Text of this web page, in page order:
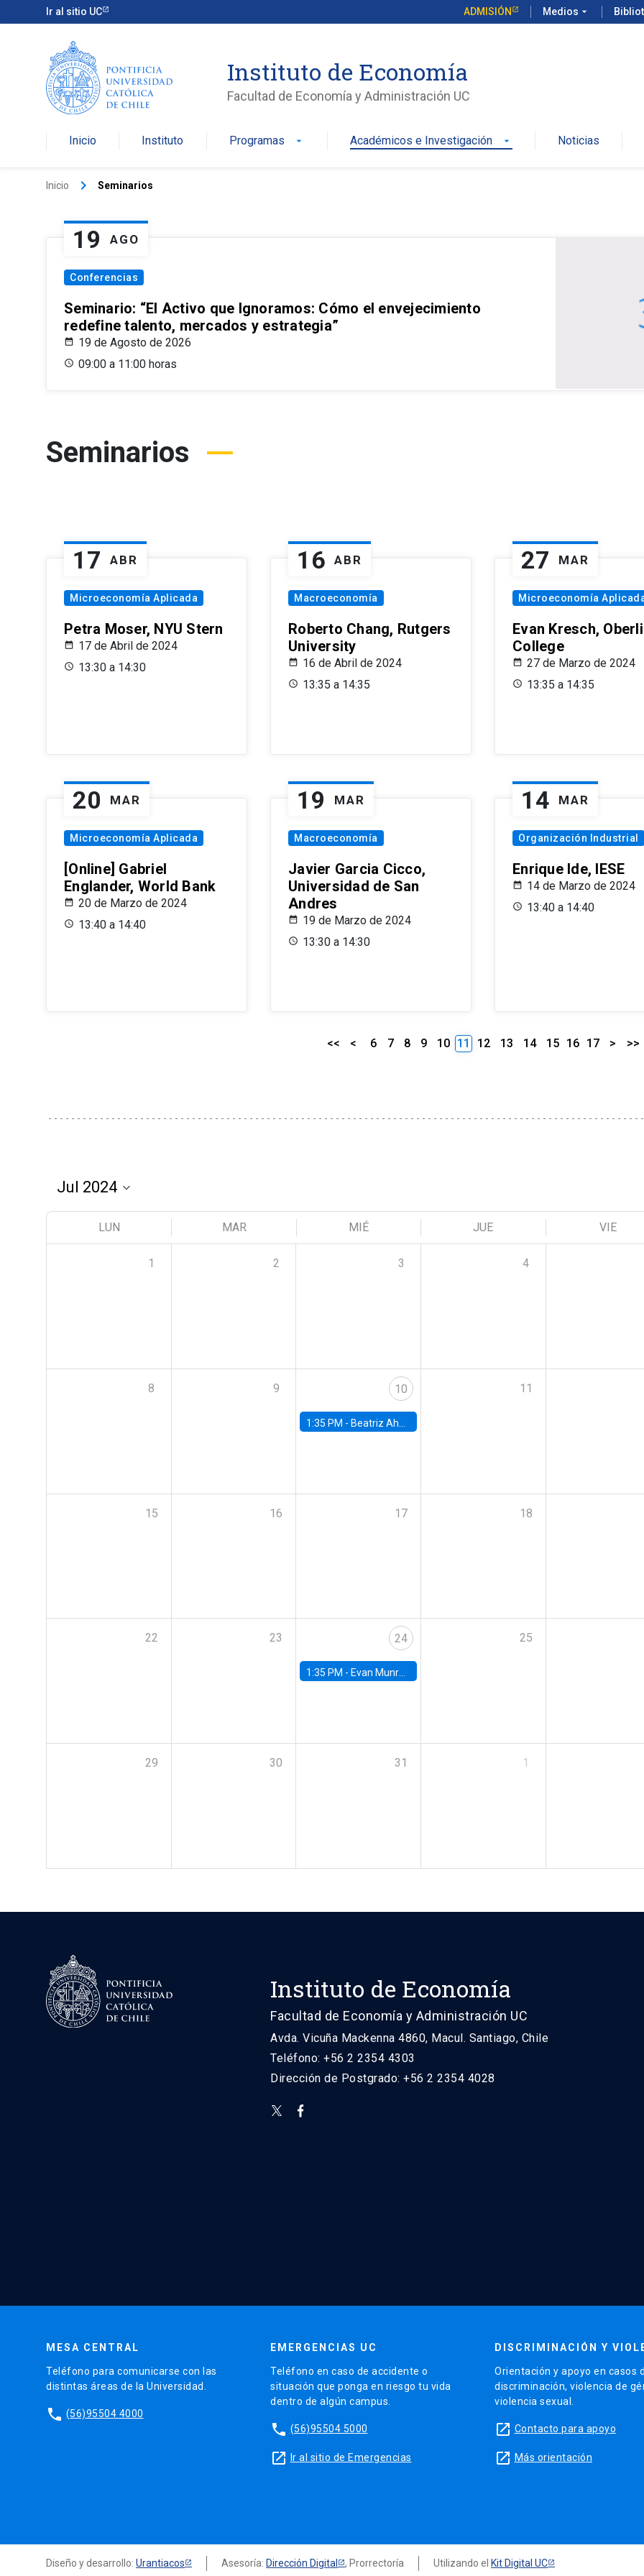
Ir al sitio UC ADMISIÓN Medios arrow_drop_down
Instituto de Economía
Facultad de Economía y Administración UC
Inicio Instituto Programas arrow_drop_down Académicos e Investigación arrow_drop_down Noticias
Inicio keyboard_arrow_right Seminarios
19 AGO
Conferencias
Seminario: “El Activo que Ignoramos: Cómo el envejecimiento
redefine talento, mercados y estrategia”
19 de Agosto de 2026
09:00 a 11:00 horas
Seminarios
17 ABR
Microeconomía Aplicada
Petra Moser, NYU Stern
17 de Abril de 2024
13:30 a 14:30
16 ABR
Macroeconomía
Roberto Chang, Rutgers
University
16 de Abril de 2024
13:35 a 14:35
27 MAR
Microeconomía
Evan Kresch,
College
27 de Marzo de 2024
13:35 a 14:35
20 MAR
Microeconomía Aplicada
[Online] Gabriel
Englander, World Bank
20 de Marzo de 2024
13:40 a 14:40
19 MAR
Macroeconomía
Javier Garcia Cicco,
Universidad de San
Andres
19 de Marzo de 2024
13:30 a 14:30
14 MAR
Organización Industrial
Enrique Ide, IESE
14 de Marzo de 2024
13:40 a 14:40
<< < 6 7 8 9 10 11 12 13 14 15 16 17 > >>
LUN MAR MIÉ JUE VIE
1 2 3 4
8 9 10
1:35 PM - Beatriz Ahumada, PhD candidate, Universidad de Pittsburgh
11
15 16 17 18
22 23 24
1:35 PM - Evan Munro, Neyman Visiting Assistant Professor in the Department of Statistics at UC Berkeley
25
29 30 31 1
Instituto de Economía
Facultad de Economía y Administración UC
Avda. Vicuña Mackenna 4860, Macul. Santiago, Chile
Teléfono: +56 2 2354 4303
Dirección de Postgrado: +56 2 2354 4028
MESA CENTRAL
Teléfono para comunicarse con las
distintas áreas de la Universidad.
phone (56)95504 4000
EMERGENCIAS UC
Teléfono en caso de accidente o
situación que ponga en riesgo tu vida
dentro de algún campus.
phone (56)95504 5000
launch Ir al sitio de Emergencias
DISCRIMINACIÓN Y
Orientación y apoyo en casos
discriminación, violencia de
violencia sexual.
launch Contacto para apoyo
launch Más orientación
Diseño y desarrollo: Urantiacos Asesoría: Dirección Digital , Prorrectoría Utilizando el Kit Digital UC